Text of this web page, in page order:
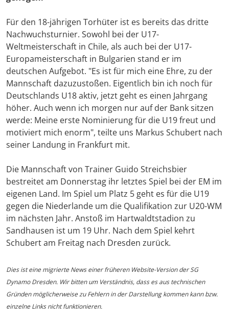
Für den 18-jährigen Torhüter ist es bereits das dritte
Nachwuchsturnier. Sowohl bei der U17-
Weltmeisterschaft in Chile, als auch bei der U17-
Europameisterschaft in Bulgarien stand er im
deutschen Aufgebot. "Es ist für mich eine Ehre, zu der
Mannschaft dazuzustoßen. Eigentlich bin ich noch für
Deutschlands U18 aktiv, jetzt geht es einen Jahrgang
höher. Auch wenn ich morgen nur auf der Bank sitzen
werde: Meine erste Nominierung für die U19 freut und
motiviert mich enorm", teilte uns Markus Schubert nach
seiner Landung in Frankfurt mit.
Die Mannschaft von Trainer Guido Streichsbier
bestreitet am Donnerstag ihr letztes Spiel bei der EM im
eigenen Land. Im Spiel um Platz 5 geht es für die U19
gegen die Niederlande um die Qualifikation zur U20-WM
im nächsten Jahr. Anstoß im Hartwaldtstadion zu
Sandhausen ist um 19 Uhr. Nach dem Spiel kehrt
Schubert am Freitag nach Dresden zurück.
Dies ist eine migrierte News einer früheren Website-Version der SG
Dynamo Dresden. Wir bitten um Verständnis, dass es aus technischen
Gründen möglicherweise zu Fehlern in der Darstellung kommen kann bzw.
einzelne Links nicht funktionieren.